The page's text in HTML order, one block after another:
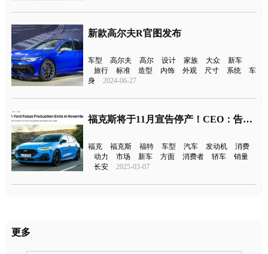
新款高尔夫R官图发布
车型 高尔夫 高尔 设计 家族 大众
新车
旅行
标准 造型 内饰 外观 尺寸 系统
车
身
2024-06-27
福克斯将于11月宣告停产！CEO：告别“无聊”车型
福克 福克斯 福特 车型 汽车 发动机
消费
动力
市场 新车 方面 消费者 轿车
销量
长安
2025-03-07
更多